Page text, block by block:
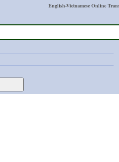
English-Vietnamese Online